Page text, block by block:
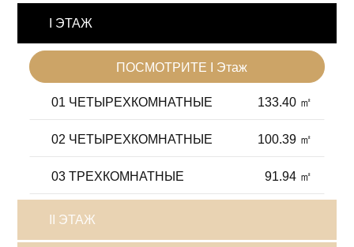
I ЭТАЖ
ПОСМОТРИТЕ I Этаж
01 ЧЕТЫРЕХКОМНАТНЫЕ 133.40 ㎡
02 ЧЕТЫРЕХКОМНАТНЫЕ 100.39 ㎡
03 ТРЕХКОМНАТНЫЕ 91.94 ㎡
II ЭТАЖ